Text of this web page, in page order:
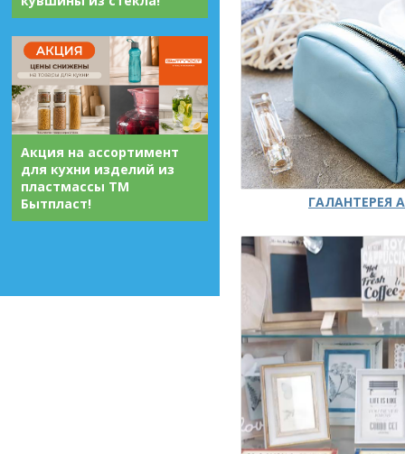
Акция на ассортимент
для кухни изделий из
пластмассы ТМ
Бытпласт!
ГАЛАНТЕРЕЯ